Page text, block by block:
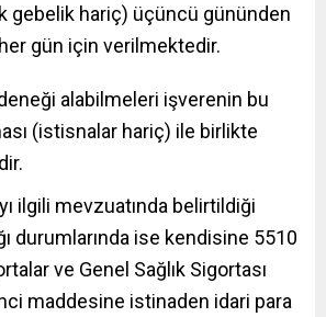
gebelik hariç) üçüncü gününden
gün için verilmektedir.
alabilmeleri işverenin bu
(istisnalar hariç) ile birlikte
ilgili mevzuatında belirtildiği
durumlarında ise kendisine 5510
ve Genel Sağlık Sigortası
maddesine istinaden idari para